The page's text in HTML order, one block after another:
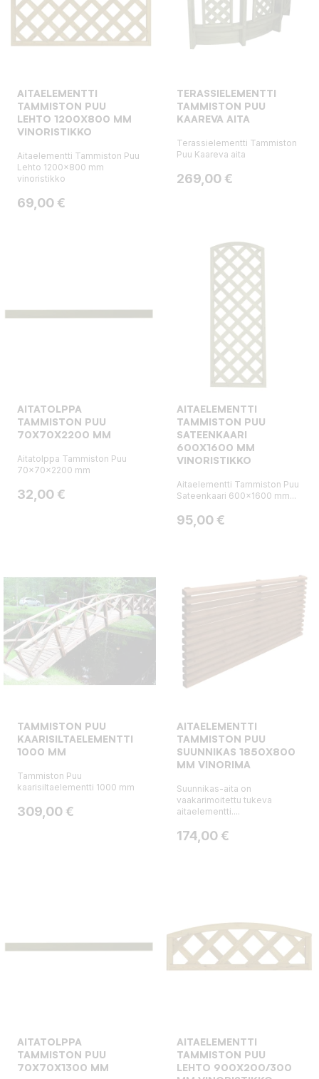
AITAELEMENTTI
TAMMISTON PUU
LEHTO 1200X800 MM
VINORISTIKKO
Aitaelementti Tammiston Puu
Lehto 1200x800 mm
vinoristikko
Hinta
69,00 €
TERASSIELEMENTTI
TAMMISTON PUU
KAAREVA AITA
Terassielementti Tammiston
Puu Kaareva aita
Hinta
269,00 €
AITATOLPPA
TAMMISTON PUU
70X70X2200 MM
Aitatolppa Tammiston Puu
70x70x2200 mm
Hinta
32,00 €
AITAELEMENTTI
TAMMISTON PUU
SATEENKAARI
600X1600 MM
VINORISTIKKO
Aitaelementti Tammiston Puu
Sateenkaari 600x1600 mm...
Hinta
95,00 €
TAMMISTON PUU
KAARISILTAELEMENTTI
1000 MM
Tammiston Puu
kaarisiltaelementti 1000 mm
Hinta
309,00 €
AITAELEMENTTI
TAMMISTON PUU
SUUNNIKAS 1850X800
MM VINORIMA
Suunnikas-aita on
vaakarimoitettu tukeva
aitaelementti....
Hinta
174,00 €
AITATOLPPA
TAMMISTON PUU
70X70X1300 MM
AITAELEMENTTI
TAMMISTON PUU
LEHTO 900X200/300